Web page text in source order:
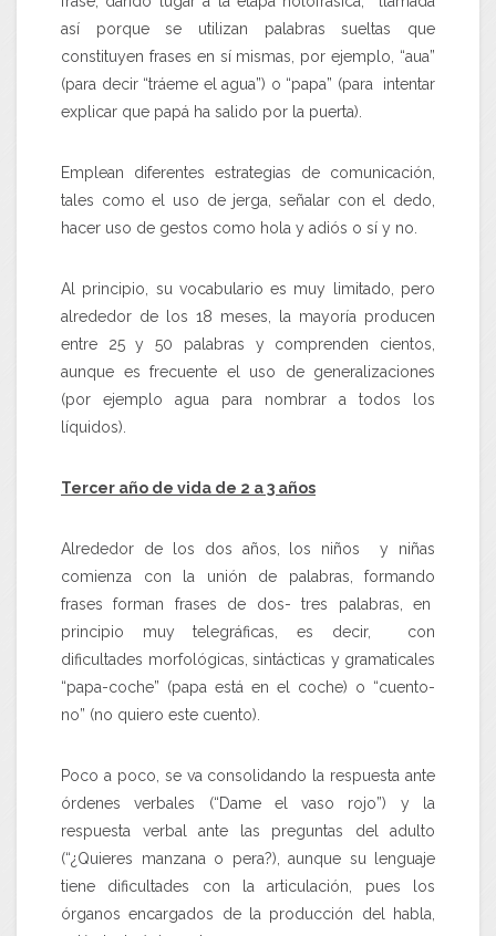
así porque se utilizan palabras sueltas que
constituyen frases en sí mismas, por ejemplo, “aua”
(para decir “tráeme el agua”) o “papa” (para intentar
explicar que papá ha salido por la puerta).
Emplean diferentes estrategias de comunicación,
tales como el uso de jerga, señalar con el dedo,
hacer uso de gestos como hola y adiós o sí y no.
Al principio, su vocabulario es muy limitado, pero
alrededor de los 18 meses, la mayoría producen
entre 25 y 50 palabras y comprenden cientos,
aunque es frecuente el uso de generalizaciones
(por ejemplo agua para nombrar a todos los
líquidos).
Tercer año de vida de 2 a 3 años
Alrededor de los dos años, los niños y niñas
comienza con la unión de palabras, formando
frases forman frases de dos- tres palabras, en
principio muy telegráficas, es decir, con
dificultades morfológicas, sintácticas y gramaticales
“papa-coche” (papa está en el coche) o “cuento-
no” (no quiero este cuento).
Poco a poco, se va consolidando la respuesta ante
órdenes verbales (“Dame el vaso rojo”) y la
respuesta verbal ante las preguntas del adulto
(“¿Quieres manzana o pera?), aunque su lenguaje
tiene dificultades con la articulación, pues los
órganos encargados de la producción del habla,